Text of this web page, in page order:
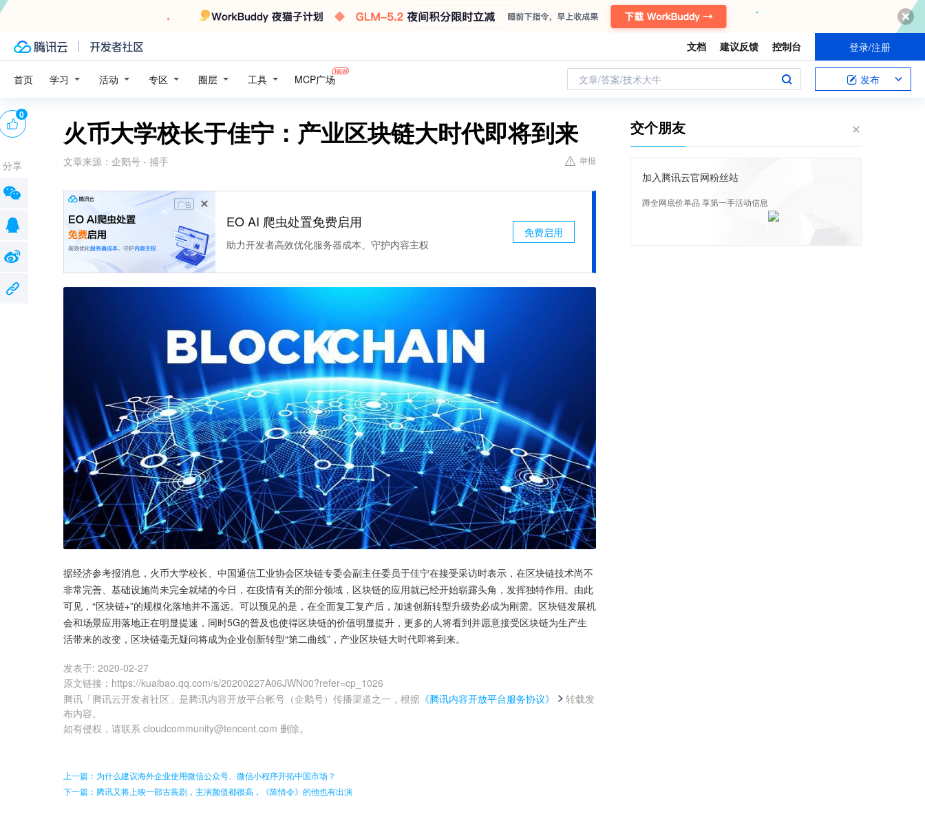
文档 建议反馈 控制台 登录/注册
首页 学习 活动 专区 圈层 工具 MCP广场 文章/答案/技术大牛 发布
火币大学校长于佳宁：产业区块链大时代即将到来
文章来源： 企鹅号 - 捕手 举报
广告
EO AI 爬虫处置免费启用
助力开发者高效优化服务器成本、守护内容主权
免费启用
据经济参考报消息，火币大学校长、中国通信工业协会区块链专委会副主任委员于佳宁在接受采访时表示，在区块链技术尚不
非常完善、基础设施尚未完全就绪的今日，在疫情有关的部分领域，区块链的应用就已经开始崭露头角，发挥独特作用。由此
可见，“区块链+”的规模化落地并不遥远。可以预见的是，在全面复工复产后，加速创新转型升级势必成为刚需。区块链发展机
会和场景应用落地正在明显提速，同时5G的普及也使得区块链的价值明显提升，更多的人将看到并愿意接受区块链为生产生
活带来的改变，区块链毫无疑问将成为企业创新转型“第二曲线”，产业区块链大时代即将到来。
发表于: 2020-02-27
原文链接 ： https://kuaibao.qq.com/s/20200227A06JWN00?refer=cp_1026
腾讯「腾讯云开发者社区」是腾讯内容开放平台帐号（企鹅号）传播渠道之一，根据 《腾讯内容开放平台服务协议》
转载发
布内容。
如有侵权，请联系 cloudcommunity@tencent.com 删除。
0
分享
上一篇：为什么建议海外企业使用微信公众号、微信小程序开拓中国市场？
下一篇：腾讯又将上映一部古装剧，主演颜值都很高，《陈情令》的他也有出演
交个朋友
加入腾讯云官网粉丝站
蹲全网底价单品 享第一手活动信息